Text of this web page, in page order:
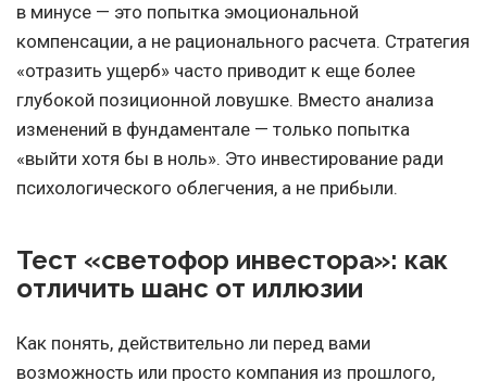
в минусе — это попытка эмоциональной
компенсации, а не рационального расчета. Стратегия
«отразить ущерб» часто приводит к еще более
глубокой позиционной ловушке. Вместо анализа
изменений в фундаментале — только попытка
«выйти хотя бы в ноль». Это инвестирование ради
психологического облегчения, а не прибыли.
Тест «светофор инвестора»: как
отличить шанс от иллюзии
Как понять, действительно ли перед вами
возможность или просто компания из прошлого,